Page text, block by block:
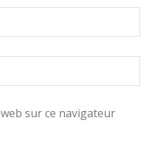
sur ce navigateur